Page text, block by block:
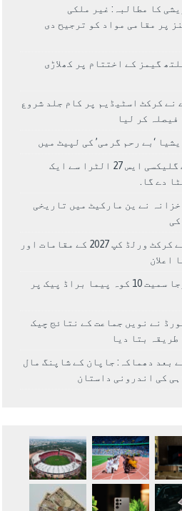
کا مطالبہ: غیر ملکی
پر مقامی مواد کو ترجیح دی
گیمز کے اختتام پر کھلاڑی
نے کرکٹ اسٹیڈیم پر کام جلد شروع
فیصلہ کر لیا
‘بے رحم گرمی’ کی لپیٹ میں
سام سنگ گلیکسی ایس 27 الٹرا سے ایک
دے گا.
خزانہ نے ین مارکیٹ میں تاریخی
مردوں کے کرکٹ ورلڈ کپ 2027 کے مقامات اور
اعلان
نرمل پُرجا سمیت 10 کوہ پیما براڈ پیک پر
نے نویں جماعت کے نتائج چیک
طریقہ بتا دیا
بعد دھماکہ: جاپان کے شاپنگ مال
کی اندرونی داستان